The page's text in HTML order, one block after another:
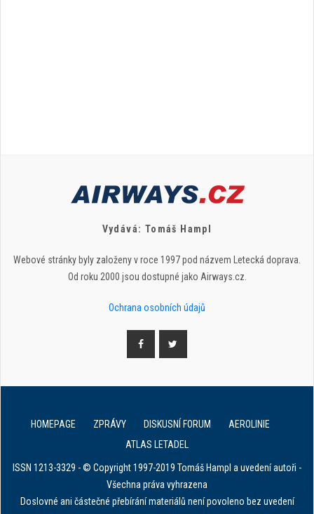
Vydává: Tomáš Hampl
Webové stránky byly založeny v roce 1997 pod názvem Letecká doprava.
Od roku 2000 jsou dostupné jako Airways.cz.
Ochrana osobních údajů
HOMEPAGE ZPRÁVY DISKUSNÍ FORUM
AEROLINIE
ATLAS LETADEL
ISSN 1213-3329 - © Copyright 1997-2019 Tomáš Hampl a uvedení autoři -
Všechna práva vyhrazena
Doslovné ani částečné přebírání materiálů není povoleno bez uvedení